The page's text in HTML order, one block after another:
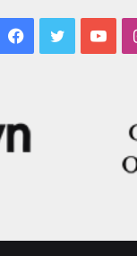
Facebook
Twitter